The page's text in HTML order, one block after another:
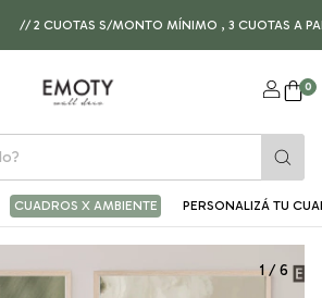
// 2 CUOTAS S/MONTO MÍNIMO , 3 CUOTAS A
0
CUADROS X AMBIENTE PERSONALIZÁ TU
1/6